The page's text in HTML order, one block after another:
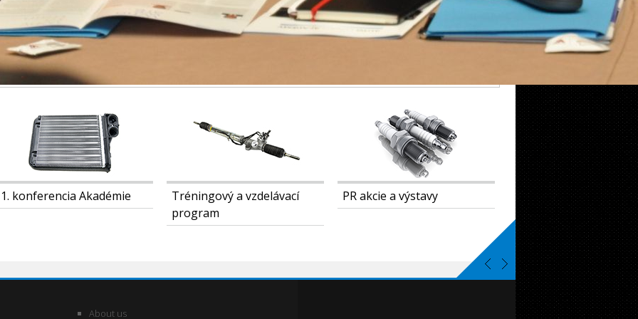
1. konferencia Akadémie
Tréningový a vzdelávací
program
PR akcie a výstavy Projekt Akadémia
About us